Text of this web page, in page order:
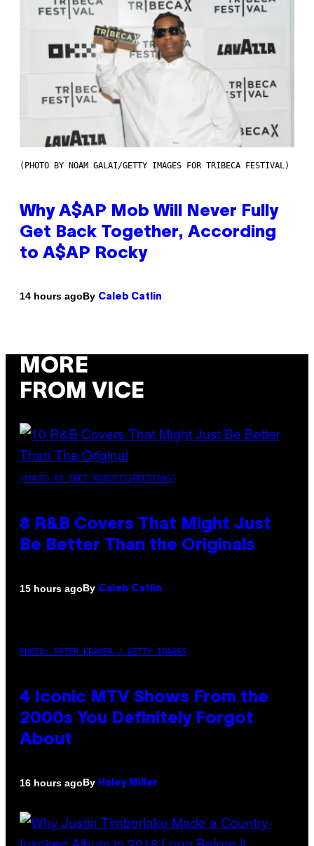
(PHOTO BY NOAM GALAI/GETTY IMAGES FOR TRIBECA FESTIVAL)
Why A$AP Mob Will Never Fully
Get Back Together, According
to A$AP Rocky
14 hours agoBy Caleb Catlin
MORE
FROM VICE
(PHOTO BY EBET ROBERTS/REDFERNS)
8 R&B Covers That Might Just
Be Better Than the Originals
15 hours agoBy Caleb Catlin
PHOTO: PETER KRAMER / GETTY IMAGES
4 Iconic MTV Shows From the
2000s You Definitely Forgot
About
16 hours agoBy Haley Miller